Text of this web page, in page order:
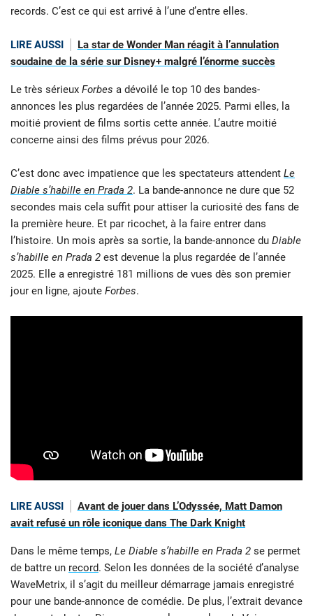
records. C’est ce qui est arrivé à l’une d’entre elles.
LIRE AUSSI
La star de Wonder Man réagit à l’annulation
soudaine de la série sur Disney+ malgré l’énorme succès
Le très sérieux Forbes a dévoilé le top 10 des bandes-
annonces les plus regardées de l’année 2025. Parmi elles, la
moitié provient de films sortis cette année. L’autre moitié
concerne ainsi des films prévus pour 2026.
C’est donc avec impatience que les spectateurs attendent Le
Diable s’habille en Prada 2. La bande-annonce ne dure que 52
secondes mais cela suffit pour attiser la curiosité des fans de
la première heure. Et par ricochet, à la faire entrer dans
l’histoire. Un mois après sa sortie, la bande-annonce du Diable
s’habille en Prada 2 est devenue la plus regardée de l’année
2025. Elle a enregistré 181 millions de vues dès son premier
jour en ligne, ajoute Forbes.
LIRE AUSSI
Avant de jouer dans L’Odyssée, Matt Damon
avait refusé un rôle iconique dans The Dark Knight
Dans le même temps, Le Diable s’habille en Prada 2 se permet
de battre un record. Selon les données de la société d’analyse
WaveMetrix, il s’agit du meilleur démarrage jamais enregistré
pour une bande-annonce de comédie. De plus, l’extrait devance